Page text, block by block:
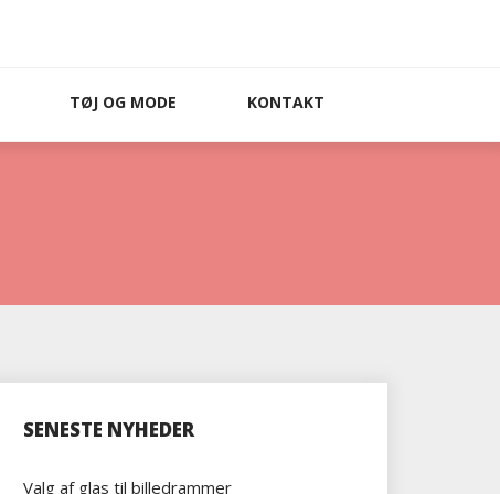
TØJ OG MODE KONTAKT
SENESTE NYHEDER
Valg af glas til billedrammer